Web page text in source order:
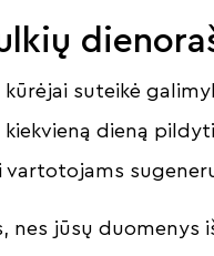
kūrėjai suteikė
kiekvieną dieną
vartotojams
nes jūsų duomenys